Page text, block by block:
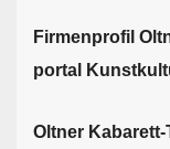
Firmen­profil
portal
Oltner Kabarett-